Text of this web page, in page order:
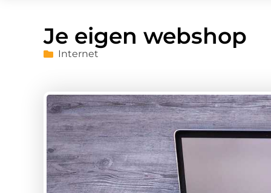
Je eigen webshop
Internet